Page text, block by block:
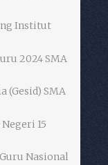
Institut
2024 SMA
(Gesid) SMA
15
Nasional